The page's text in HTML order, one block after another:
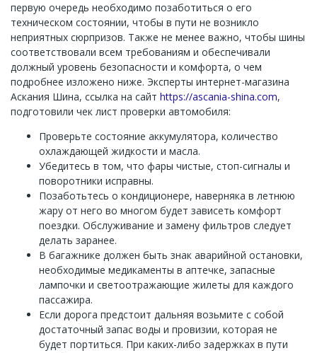
первую очередь необходимо позаботиться о его
техническом состоянии, чтобы в пути не возникло
неприятных сюрпризов. Также не менее важно, чтобы шины
соответствовали всем требованиям и обеспечивали
должный уровень безопасности и комфорта, о чем
подробнее изложено ниже. Эксперты интернет-магазина
Аскания Шина, ссылка на сайт https://ascania-shina.com,
подготовили чек лист проверки автомобиля:
Проверьте состояние аккумулятора, количество
охлаждающей жидкости и масла.
Убедитесь в том, что фары чистые, стоп-сигналы и
поворотники исправны.
Позаботьтесь о кондиционере, наверняка в летнюю
жару от него во многом будет зависеть комфорт
поездки. Обслуживание и замену фильтров следует
делать заранее.
В багажнике должен быть знак аварийной остановки,
необходимые медикаменты в аптечке, запасные
лампочки и светоотражающие жилеты для каждого
пассажира.
Если дорога предстоит дальняя возьмите с собой
достаточный запас воды и провизии, которая не
будет портиться. При каких-либо задержках в пути